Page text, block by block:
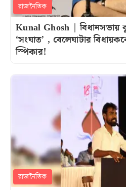
রাজনৈতিক
Kunal Ghosh |
‘সংঘাত’ , বেলেঘাটার
স্পিকার!
রাজনৈতিক